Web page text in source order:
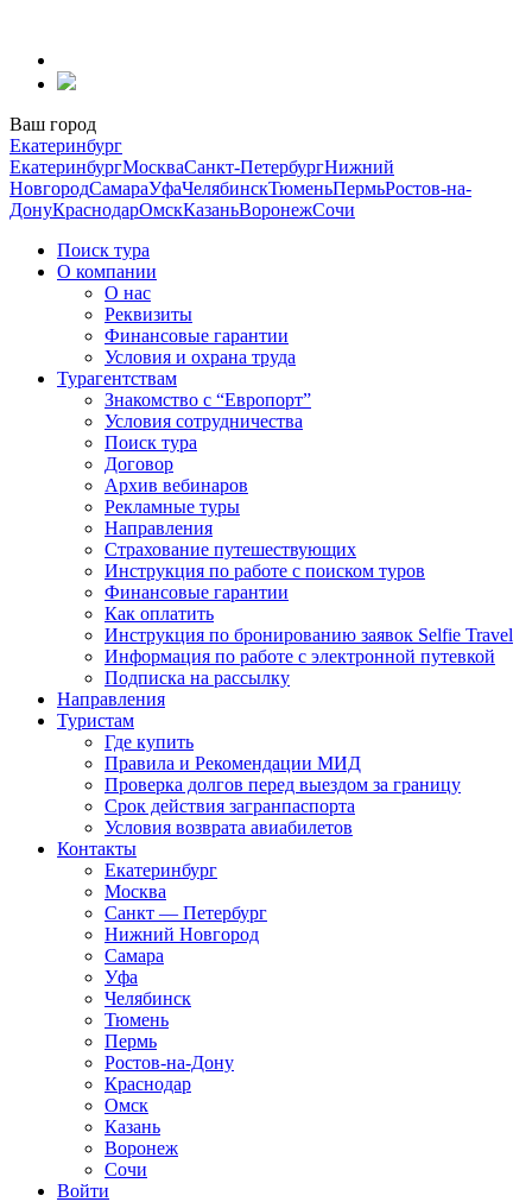
содержанию
Ваш город
Екатеринбург
ЕкатеринбургМоскваСанкт-ПетербургНижний
НовгородСамараУфаЧелябинскТюменьПермьРостов-на-
ДонуКраснодарОмскКазаньВоронежСочи
Поиск тура
О компании
О нас
Реквизиты
Финансовые гарантии
Условия и охрана труда
Турагентствам
Знакомство с “Европорт”
Условия сотрудничества
Поиск тура
Договор
Архив вебинаров
Рекламные туры
Направления
Страхование путешествующих
Инструкция по работе с поиском туров
Финансовые гарантии
Как оплатить
Инструкция по бронированию заявок Selfie Travel
Информация по работе с электронной путевкой
Подписка на рассылку
Направления
Туристам
Где купить
Правила и Рекомендации МИД
Проверка долгов перед выездом за границу
Срок действия загранпаспорта
Условия возврата авиабилетов
Контакты
Екатеринбург
Москва
Санкт — Петербург
Нижний Новгород
Самара
Уфа
Челябинск
Тюмень
Пермь
Ростов-на-Дону
Краснодар
Омск
Казань
Воронеж
Сочи
Войти